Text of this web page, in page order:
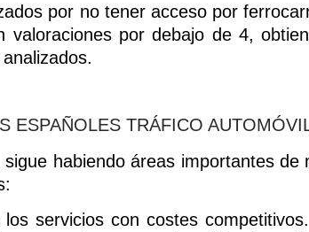
por no tener acceso por
valoraciones por debajo de 4,
habiendo áreas importantes de
servicios con costes